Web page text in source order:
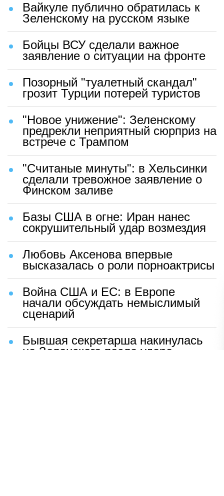
Вайкуле публично обратилась к
Зеленскому на русском языке
Бойцы ВСУ сделали важное
заявление о ситуации на фронте
Позорный "туалетный скандал"
грозит Турции потерей туристов
"Новое унижение": Зеленскому
предрекли неприятный сюрприз на
встрече с Трампом
"Считаные минуты": в Хельсинки
сделали тревожное заявление о
Финском заливе
Базы США в огне: Иран нанес
сокрушительный удар возмездия
Любовь Аксенова впервые
высказалась о роли порноактрисы
Война США и ЕС: в Европе
начали обсуждать немыслимый
сценарий
Бывшая секретарша накинулась
на Зеленского после удара